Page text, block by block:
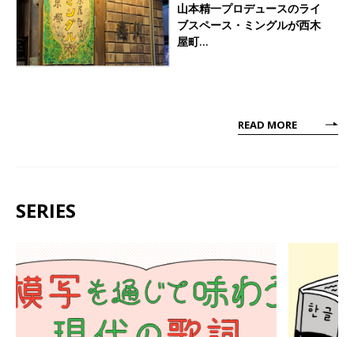
山本精一プロデュースのライ
ブスペース・ミングルが西木
屋町…
READ MORE
SERIES